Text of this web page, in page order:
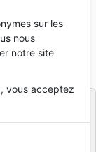
sur les
nous
notre site
vous acceptez